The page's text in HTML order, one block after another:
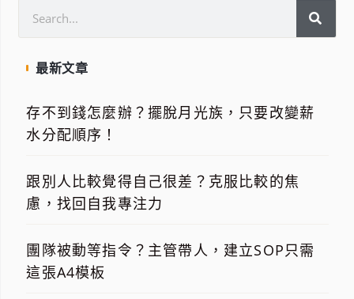
最新文章
存不到錢怎麼辦？擺脫月光族，只要改變薪
水分配順序！
跟別人比較覺得自己很差？克服比較的焦
慮，找回自我專注力
團隊被動等指令？主管帶人，建立SOP只需
這張A4模板